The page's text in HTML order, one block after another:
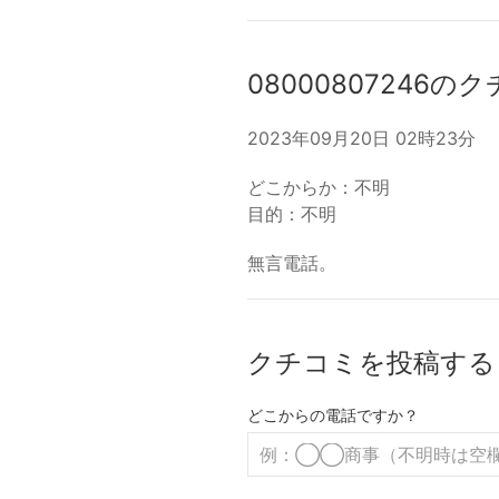
08000807246のク
2023年09月20日 02時23分
どこからか：不明
目的：不明
無言電話。
クチコミを投稿する
どこからの電話ですか？